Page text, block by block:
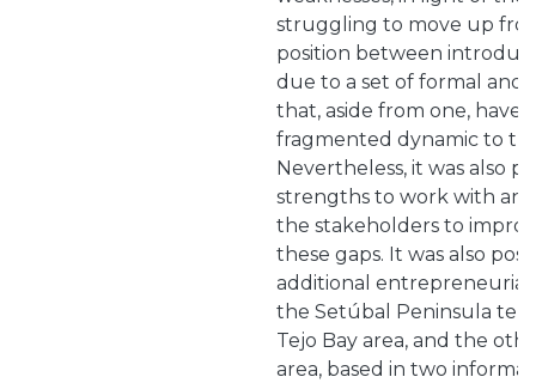
struggling to move up
position between
due to a set of formal and
that, aside from one, have
fragmented dynamic to
Nevertheless, it was also
strengths to work with
the stakeholders to
these gaps. It was also
additional entrepreneurial
the Setúbal Peninsula
Tejo Bay area, and the
area, based in two